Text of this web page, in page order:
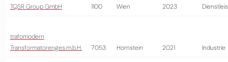
TQSR Group GmbH 1100 Wien 2023
trafomodern
Transformatorenges.m.b.H.
7053 Hornstein 2021 Industrie